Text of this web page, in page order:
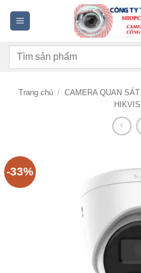
dung
Tìm
Trang chủ / CAMERA QUAN SÁT
-33%